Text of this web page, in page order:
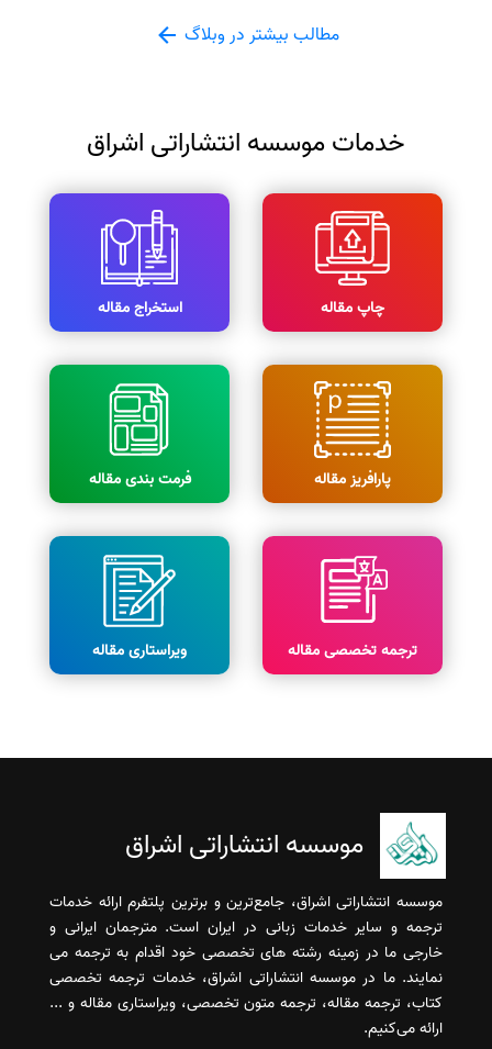
مطالب بیشتر در وبلاگ
خدمات موسسه انتشاراتی اشراق
چاپ مقاله استخراج مقاله
پارافریز مقاله فرمت بندی مقاله
ترجمه تخصصی مقاله ویراستاری مقاله
موسسه انتشاراتی اشراق
موسسه انتشاراتی اشراق، جامع‌ترین و برترین پلتفرم ارائه خدمات
ترجمه و سایر خدمات زبانی در ایران است. مترجمان ایرانی و
خارجی ما در زمینه رشته های تخصصی خود اقدام به ترجمه می
نمایند. ما در موسسه انتشاراتی اشراق، خدمات ترجمه تخصصی
کتاب، ترجمه مقاله، ترجمه متون تخصصی، ویراستاری مقاله و ...
ارائه می‌کنیم.